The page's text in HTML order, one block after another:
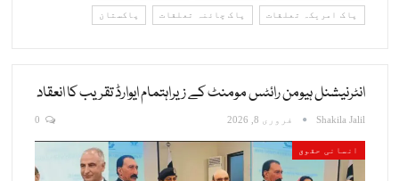
پاک امریکہ تعلقات پاک چائنہ تعلقات پاکستان
انٹرنیشنل ہیومن رائٹس مومنٹ کے زیراہتمام ایوارڈ تقریب کا انعقاد
Shakila Jalil فروری 8, 2026
انسانی حقوق